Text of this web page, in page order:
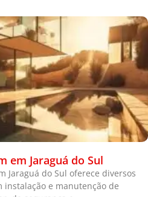
em Jaraguá do Sul
Jaraguá do Sul oferece diversos
instalação e manutenção de